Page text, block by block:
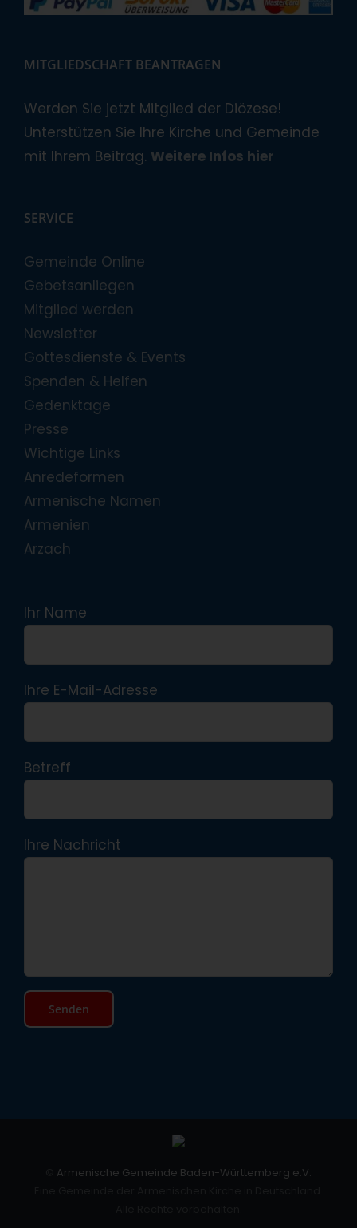
MITGLIEDSCHAFT BEANTRAGEN
Werden Sie jetzt Mitglied der Diözese!
Unterstützen Sie Ihre Kirche und Gemeinde
mit Ihrem Beitrag. Weitere Infos hier
SERVICE
Gemeinde Online
Gebetsanliegen
Mitglied werden
Newsletter
Gottesdienste & Events
Spenden & Helfen
Gedenktage
Presse
Wichtige Links
Anredeformen
Armenische Namen
Armenien
Arzach
Ihr Name
Ihre E-Mail-Adresse
Betreff
Ihre Nachricht
Armenische Gemeinde Baden-Württemberg e.V.